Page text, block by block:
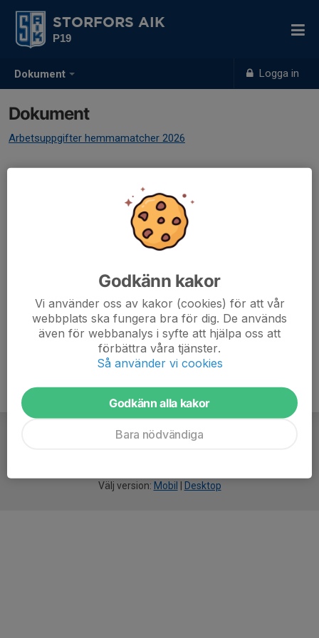
Dokument Logga in
STORFORS AIK
P19
Dokument
Arbetsuppgifter hemmamatcher 2026
Välj version: Mobil Desktop
Godkänn kakor
Vi använder oss av kakor (cookies) för att vår
webbplats ska fungera bra för dig. De används
även för webbanalys i syfte att hjälpa oss att
förbättra våra tjänster.
Så använder vi cookies
Godkänn alla kakor
Bara nödvändiga